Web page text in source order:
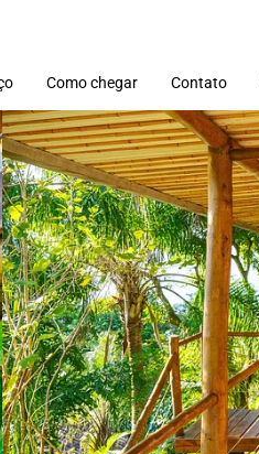
Como chegar Contato